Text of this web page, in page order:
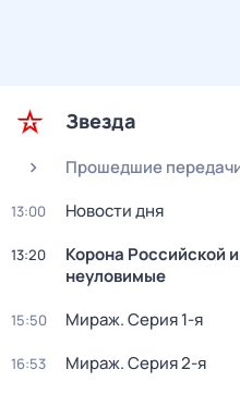
Звезда
Прошедшие
13:00 Новости дня
13:20
Корона Российской
неуловимые
15:50 Мираж. Серия 1-я
16:53 Мираж. Серия 2-я